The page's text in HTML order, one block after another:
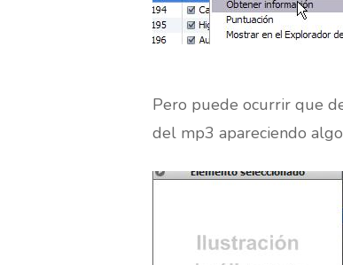
Pero puede ocurrir que
del mp3 apareciendo